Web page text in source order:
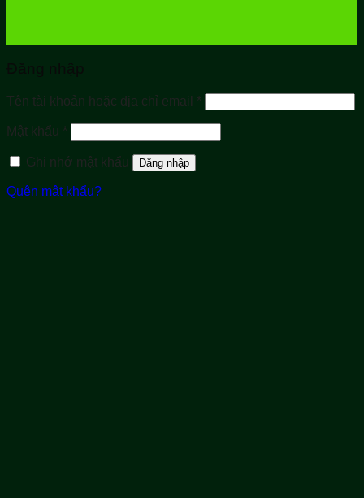
Đăng nhập
Tên tài khoản hoặc địa chỉ email *
buộc
Mật khẩu *
buộc
Ghi nhớ mật khẩu
Đăng nhập
Quên mật khẩu?